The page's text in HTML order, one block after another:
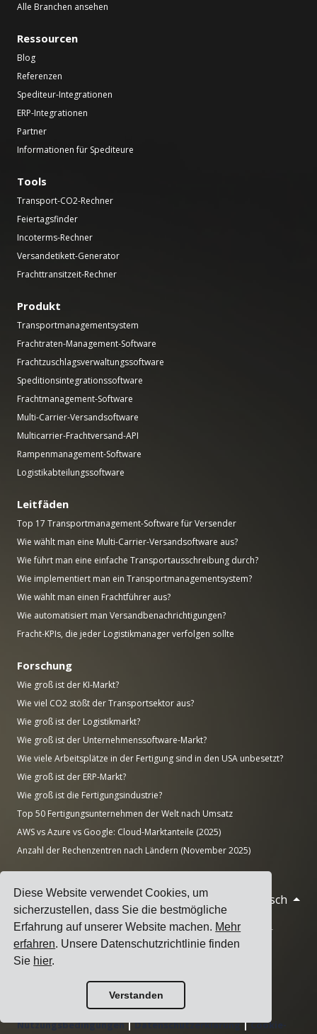
Diese Website verwendet Cookies, um
sicherzustellen, dass Sie die bestmögliche
Erfahrung auf unserer Website machen. Mehr
erfahren. Unsere Datenschutzrichtlinie finden
Sie hier.
Verstanden
Alle Branchen ansehen
Ressourcen
Blog
Referenzen
Spediteur-Integrationen
ERP-Integrationen
Partner
Informationen für Spediteure
Tools
Transport-CO2-Rechner
Feiertagsfinder
Incoterms-Rechner
Versandetikett-Generator
Frachttransitzeit-Rechner
Produkt
Transportmanagementsystem
Frachtraten-Management-Software
Frachtzuschlagsverwaltungssoftware
Speditionsintegrationssoftware
Frachtmanagement-Software
Multi-Carrier-Versandsoftware
Multicarrier-Frachtversand-API
Rampenmanagement-Software
Logistikabteilungssoftware
Leitfäden
Top 17 Transportmanagement-Software für Versender
Wie wählt man eine Multi-Carrier-Versandsoftware aus?
Wie führt man eine einfache Transportausschreibung durch?
Wie implementiert man ein Transportmanagementsystem?
Wie wählt man einen Frachtführer aus?
Wie automatisiert man Versandbenachrichtigungen?
Fracht-KPIs, die jeder Logistikmanager verfolgen sollte
Forschung
Wie groß ist der KI-Markt?
Wie viel CO2 stößt der Transportsektor aus?
Wie groß ist der Logistikmarkt?
Wie groß ist der Unternehmenssoftware-Markt?
Wie viele Arbeitsplätze in der Fertigung sind in den USA unbesetzt?
Wie groß ist der ERP-Markt?
Wie groß ist die Fertigungsindustrie?
Top 50 Fertigungsunternehmen der Welt nach Umsatz
AWS vs Azure vs Google: Cloud-Marktanteile (2025)
Anzahl der Rechenzentren nach Ländern (November 2025)
© 2026 Cargoson.com Deutsch
Registriert als Cargoson OÜ in Estland. Reg.-Nr.: 14545832. USt-
IdNr.: EE102137680.
Hauptsitz: Pärnu mnt. 141, 11314 Tallinn, Estland
hello@cargoson.com
Nutzungsbedingungen|Datenschutzerklärung|Cookie-